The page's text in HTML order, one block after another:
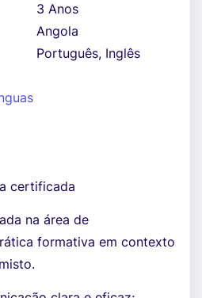
3 Anos
Angola
Português, Inglês
certificada
na área de
formativa em contexto